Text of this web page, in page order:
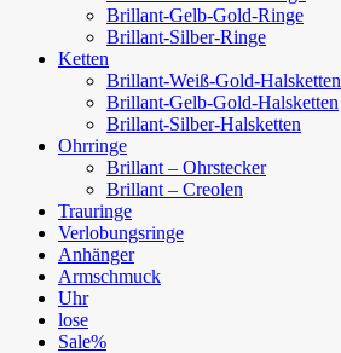
Brillant-Gelb-Gold-Ringe
Brillant-Silber-Ringe
Ketten
Brillant-Weiß-Gold-Halsketten
Brillant-Gelb-Gold-Halsketten
Brillant-Silber-Halsketten
Ohrringe
Brillant – Ohrstecker
Brillant – Creolen
Trauringe
Verlobungsringe
Anhänger
Armschmuck
Uhr
lose
Sale%